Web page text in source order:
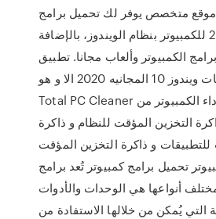
موقع متخصص يوفر لك تحميل برامج
مجانية جديدة 2021 للكمبيوتر بنظام الويندوز، بالإضافة
الكمبيوتر وألعاب مجانا. تطبيق
اخر من افضل تطبيقات ويندوز 10 المجانيه 2020 الا و هو
Total PC Cleaner و يعتبر محسن لاداء الكمبيوتر من
التخزين المؤقت للنظام و ذاكرة
و ذاكرة التخزين المؤقت
تحميل برامج كمبيوتر تُعد برامج
أنواعها هي الوحدات والأدوات
التي يُمكن من خلالها الاستفادة من